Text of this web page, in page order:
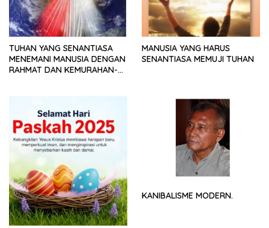
TUHAN YANG SENANTIASA
MENEMANI MANUSIA DENGAN
RAHMAT DAN KEMURAHAN-
MANUSIA YANG HARUS
SENANTIASA MEMUJI TUHAN
KANIBALISME MODERN.